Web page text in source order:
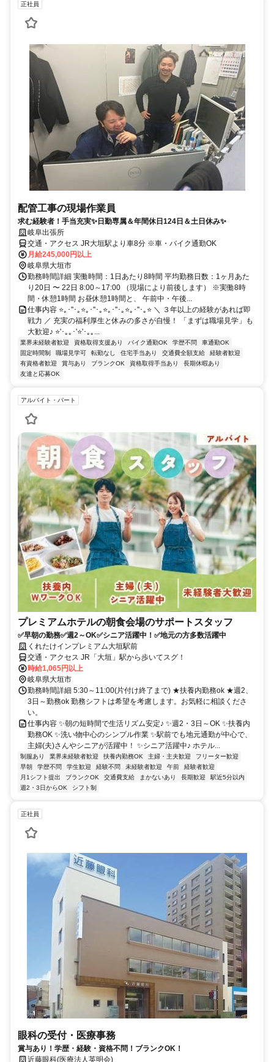
正社員
配管工事の現場作業員
求む経験者！手当充実✨日勤専属＆年間休日124日＆土日休み✨
岐阜出張所
交通・アクセス JR大垣駅より車8分 ※車・バイク通勤OK
月給245,000円以上
岐阜県大垣市
勤務時間詳細 実働時間：1日あたり8時間 平均勤務日数：1ヶ月あた
り20日 〜 22日 8:00～17:00 （現場により前後します） ※実働8時
間・休憩1時間 お昼休憩1時間と、 午前中・午後...
仕事内容 ⭐｡･''･｡⭐｡･''･｡⭐｡･''･｡⭐｡･''･｡⭐ ＼ ３年以上の経験があれば即
戦力 ／ 充実の福利厚生と休みの多さが自慢！ 「まずは職場見学」も
大歓迎♪ ⭐'･｡｡･'⭐'･｡｡...
業界未経験者歓迎 資格取得支援あり バイク通勤OK 学歴不問
車通勤OK
固定時間制
職場見学可 転勤なし 住宅手当あり 交通費全額支給
経験者歓迎
有資格者歓迎
賞与あり ブランクOK 資格取得手当あり
長期休暇あり
友達と応募OK
アルバイト・パート
プレミアムホテルの朝食会場のサポートスタッフ
✅早朝の勤務✅週2～OK✅シニア活躍中！✅地元の方多数活躍中
くれたけインプレミアム大垣駅前
交通・アクセス JR「大垣」駅から歩いてスグ！
時給1,065円以上
岐阜県大垣市
勤務時間詳細 5:30～11:00(片付け終了まで) ★扶養内勤務ok ★週2、
3日～勤務ok 勤務シフトは希望を考慮します。お気軽に相談くださ
い。
仕事内容 ✨朝の短時間で生活リズム安定♪ ✨週2・3日～OK ✨扶養内
勤務OK ✨洗い物中心のシンプル作業 ✨駅前でも地元通勤が中心で、
主婦(夫)さんやシニアが活躍中！ ✨シニア活躍中♪ ホテル...
制服あり 業界未経験者歓迎 扶養内勤務OK 主婦・主夫歓迎
フリーター歓迎
早朝
学歴不問 学生歓迎 経験不問 未経験者歓迎 午前
経験者歓迎
月1シフト提出
ブランクOK 交通費支給 まかないあり 長期歓迎
駅近5分以内
週2・3日からOK
シフト制
正社員
眼科の受付・医療事務
賞与あり！学歴・経験・資格不問！ブランクOK！
近藤眼科(医療法人英明会)